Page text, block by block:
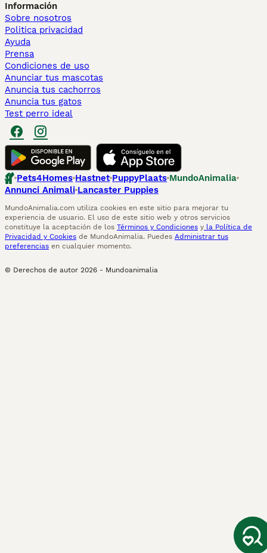
Información
Sobre nosotros
Politica privacidad
Ayuda
Prensa
Condiciones de uso
Anunciar tus mascotas
Anuncia tus cachorros
Anuncia tus gatos
Test perro ideal
Pets4Homes Hastnet PuppyPlaats MundoAnimalia
Annunci Animali Lancaster Puppies
MundoAnimalia.com utiliza cookies en este sitio para mejorar tu
experiencia de usuario. El uso de este sitio web y otros servicios
constituye la aceptación de los Términos y Condiciones y la Política de
Privacidad y Cookies de MundoAnimalia. Puedes Administrar tus
preferencias en cualquier momento.
© Derechos de autor 2026 - Mundoanimalia